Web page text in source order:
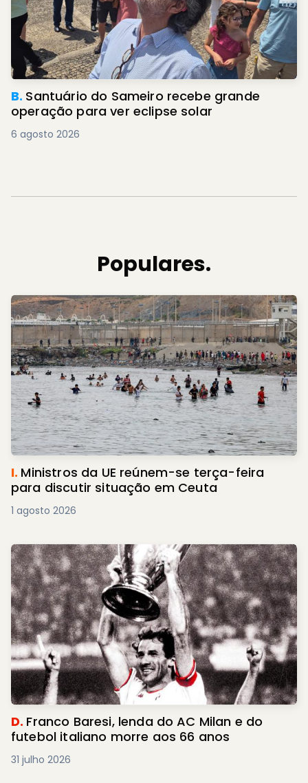
B. Santuário do Sameiro recebe grande
operação para ver eclipse solar
6 agosto 2026
Populares.
I. Ministros da UE reúnem-se terça-feira
para discutir situação em Ceuta
1 agosto 2026
D. Franco Baresi, lenda do AC Milan e do
futebol italiano morre aos 66 anos
31 julho 2026